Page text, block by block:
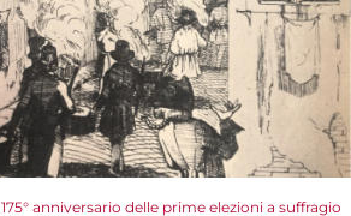
175° anniversario delle prime elezioni a suffragio